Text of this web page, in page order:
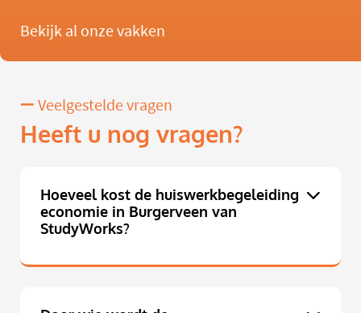
Bekijk al onze vakken
Veelgestelde vragen
Heeft u nog vragen?
Hoeveel kost de huiswerkbegeleiding
economie in Burgerveen van
StudyWorks?